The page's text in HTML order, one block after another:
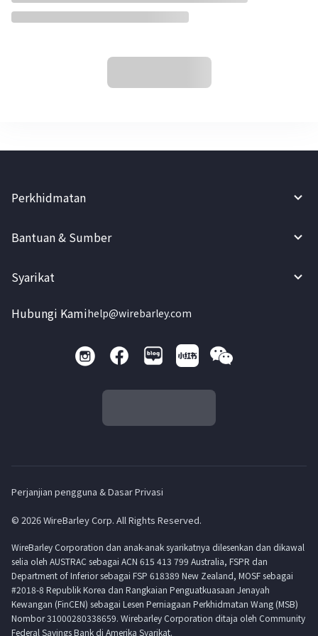
Perkhidmatan
Bantuan & Sumber
Syarikat
Hubungi Kamihelp@wirebarley.com
Perjanjian pengguna & Dasar Privasi
© 2026 WireBarley Corp. All Rights Reserved.
WireBarley Corporation dan anak-anak syarikatnya dilesenkan dan dikawal
selia oleh AUSTRAC sebagai ACN 615 413 799 Australia, FSPR dan
Department of Inferior sebagai FSP 618389 New Zealand, MOSF sebagai
#2018-8 Republik Korea dan Rangkaian Penguatkuasaan Jenayah
Kewangan (FinCEN) sebagai Lesen Perniagaan Perkhidmatan Wang (MSB)
Nombor 31000280338659. Wirebarley Corporation ditaja oleh Community
Federal Savings Bank di Amerika Syarikat.